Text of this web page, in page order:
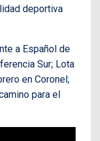
deportiva
a Español de
Sur; Lota
en Coronel;
para el